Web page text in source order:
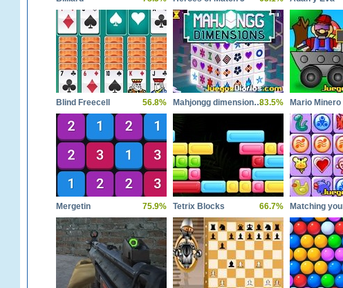
Blind Freecell 56.8% Mahjongg dimensions 900 seconds83.5% Mario Minero
Mergetin 75.9% Tetrix Blocks 66.7% Matching